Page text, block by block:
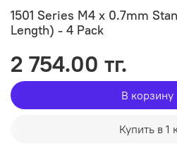
1501 Series M4 x 0.7mm
Length) - 4 Pack
2 754.00 тг.
В корзину
Купить в 1